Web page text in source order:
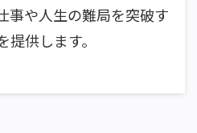
事や人生の難局を突破す
提供します。